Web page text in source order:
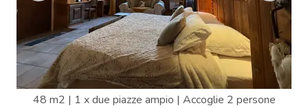
48 m2 | 1 x due piazze ampio | Accoglie 2 persone